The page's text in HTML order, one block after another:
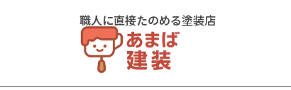
職人に直接たのめる塗装店